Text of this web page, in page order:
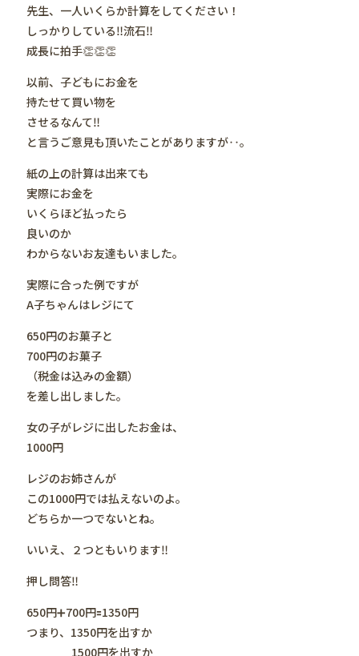
先生、一人いくらか計算をしてください！
しっかりしている‼️流石‼️
成長に拍手👏👏👏
以前、子どもにお金を
持たせて買い物を
させるなんて‼️
と言うご意見も頂いたことがありますが‥。
紙の上の計算は出来ても
実際にお金を
いくらほど払ったら
良いのか
わからないお友達もいました。
実際に合った例ですが
A子ちゃんはレジにて
650円のお菓子と
700円のお菓子
（税金は込みの金額）
を差し出しました。
女の子がレジに出したお金は、
1000円
レジのお姉さんが
この1000円では払えないのよ。
どちらか一つでないとね。
いいえ、２つともいります‼️
押し問答‼️
650円➕700円🟰1350円
つまり、1350円を出すか
1500円を出すか